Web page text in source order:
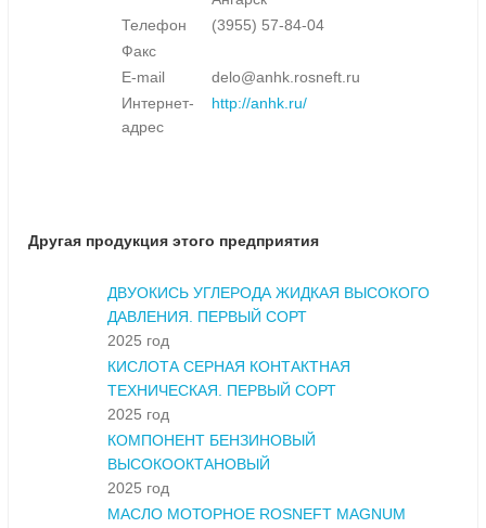
Телефон
(3955) 57-84-04
Факс
E-mail
delo@anhk.rosneft.ru
Интернет-
адрес
http://anhk.ru/
Другая продукция этого предприятия
ДВУОКИСЬ УГЛЕРОДА ЖИДКАЯ ВЫСОКОГО
ДАВЛЕНИЯ. ПЕРВЫЙ СОРТ
2025 год
КИСЛОТА СЕРНАЯ КОНТАКТНАЯ
ТЕХНИЧЕСКАЯ. ПЕРВЫЙ СОРТ
2025 год
КОМПОНЕНТ БЕНЗИНОВЫЙ
ВЫСОКООКТАНОВЫЙ
2025 год
МАСЛО МОТОРНОЕ ROSNEFT MAGNUM